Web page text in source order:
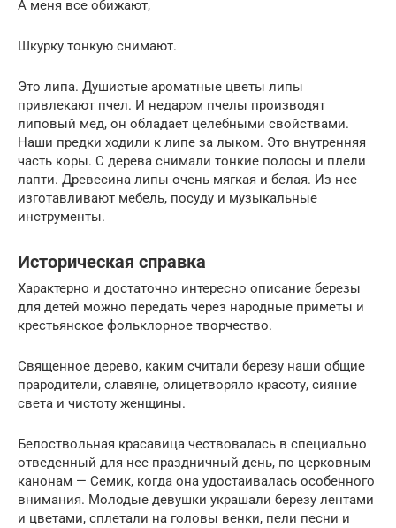
А меня все обижают,
Шкурку тонкую снимают.
Это липа. Душистые ароматные цветы липы
привлекают пчел. И недаром пчелы производят
липовый мед, он обладает целебными свойствами.
Наши предки ходили к липе за лыком. Это внутренняя
часть коры. С дерева снимали тонкие полосы и плели
лапти. Древесина липы очень мягкая и белая. Из нее
изготавливают мебель, посуду и музыкальные
инструменты.
Историческая справка
Характерно и достаточно интересно описание березы
для детей можно передать через народные приметы и
крестьянское фольклорное творчество.
Священное дерево, каким считали березу наши общие
прародители, славяне, олицетворяло красоту, сияние
света и чистоту женщины.
Белоствольная красавица чествовалась в специально
отведенный для нее праздничный день, по церковным
канонам — Семик, когда она удостаивалась особенного
внимания. Молодые девушки украшали березу лентами
и цветами, сплетали на головы венки, пели песни и